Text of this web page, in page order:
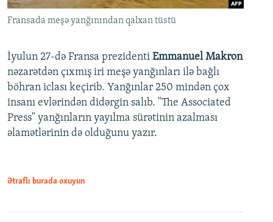
Fransada meşə yanğınından qalxan tüstü
İyulun 27-də Fransa prezidenti Emmanuel Makron
nəzarətdən çıxmış iri meşə yanğınları ilə bağlı
böhran iclası keçirib. Yanğınlar 250 mindən çox
insanı evlərindən didərgin salıb. "The Associated
Press" yanğınların yayılma sürətinin azalması
əlamətlərinin də olduğunu yazır.
Ətraflı burada oxuyun